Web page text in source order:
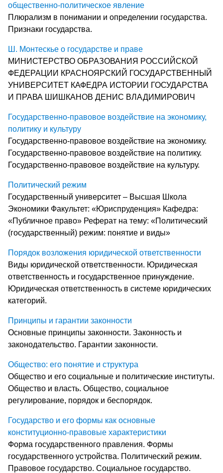
общественно-политическое явление
Плюрализм в понимании и определении государства.
Признаки государства.
Ш. Монтескье о государстве и праве
МИНИСТЕРСТВО ОБРАЗОВАНИЯ РОССИЙСКОЙ
ФЕДЕРАЦИИ КРАСНОЯРСКИЙ ГОСУДАРСТВЕННЫЙ
УНИВЕРСИТЕТ КАФЕДРА ИСТОРИИ ГОСУДАРСТВА
И ПРАВА ШИШКАНОВ ДЕНИС ВЛАДИМИРОВИЧ
Государственно-правовое воздействие на экономику,
политику и культуру
Государственно-правовое воздействие на экономику.
Государственно-правовое воздействие на политику.
Государственно-правовое воздействие на культуру.
Политический режим
Государственный университет – Высшая Школа
Экономики Факультет: «Юриспруденция» Кафедра:
«Публичное право» Реферат на тему: «Политический
(государственный) режим: понятие и виды»
Порядок возложения юридической ответственности
Виды юридической ответственности. Юридическая
ответственность и государственное принуждение.
Юридическая ответственность в системе юридических
категорий.
Принципы и гарантии законности
Основные принципы законности. Законность и
законодательство. Гарантии законности.
Общество: его понятие и структура
Общество и его социальные и политические институты.
Общество и власть. Общество, социальное
регулирование, порядок и беспорядок.
Государство и его формы как основные
конституционно-правовые характеристики
Форма государственного правления. Формы
государственного устройства. Политический режим.
Правовое государство. Социальное государство.